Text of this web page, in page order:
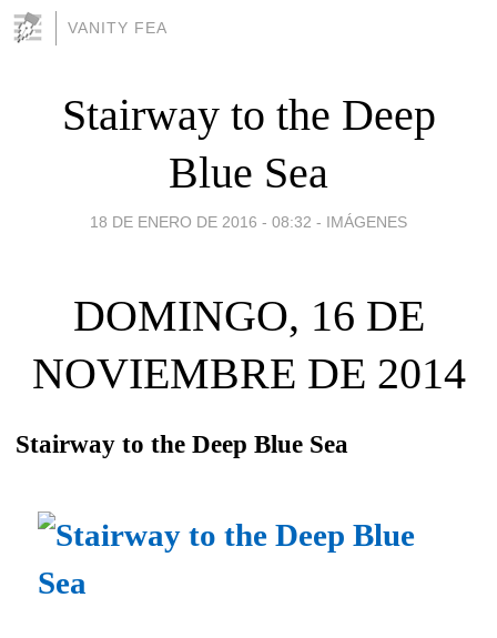
VANITY FEA
Stairway to the Deep
Blue Sea
18 DE ENERO DE 2016 - 08:32 - IMÁGENES
DOMINGO, 16 DE
NOVIEMBRE DE 2014
Stairway to the Deep Blue Sea